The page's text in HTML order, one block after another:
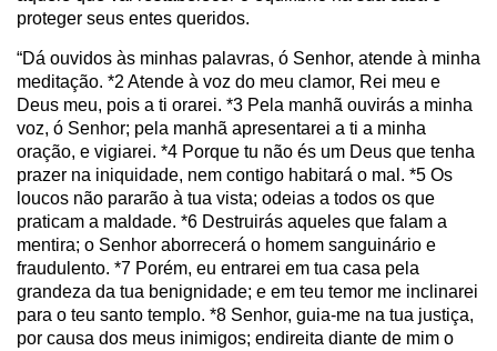
proteger seus entes queridos.
“Dá ouvidos às minhas palavras, ó Senhor, atende à minha
meditação. *2 Atende à voz do meu clamor, Rei meu e
Deus meu, pois a ti orarei. *3 Pela manhã ouvirás a minha
voz, ó Senhor; pela manhã apresentarei a ti a minha
oração, e vigiarei. *4 Porque tu não és um Deus que tenha
prazer na iniquidade, nem contigo habitará o mal. *5 Os
loucos não pararão à tua vista; odeias a todos os que
praticam a maldade. *6 Destruirás aqueles que falam a
mentira; o Senhor aborrecerá o homem sanguinário e
fraudulento. *7 Porém, eu entrarei em tua casa pela
grandeza da tua benignidade; e em teu temor me inclinarei
para o teu santo templo. *8 Senhor, guia-me na tua justiça,
por causa dos meus inimigos; endireita diante de mim o